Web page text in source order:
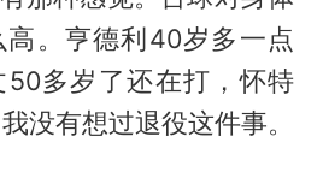
。亨德利40岁多一点
多岁了还在打，怀特
没有想过退役这件事。